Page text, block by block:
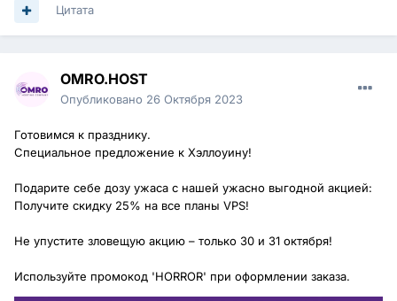
Цитата
OMRO.HOST
Опубликовано 26 Октября 2023
Готовимся к празднику.
Специальное предложение к Хэллоуину!
Подарите себе дозу ужаса с нашей ужасно выгодной акцией:
Получите скидку 25% на все планы VPS!
Не упустите зловещую акцию – только 30 и 31 октября!
Используйте промокод 'HORROR' при оформлении заказа.